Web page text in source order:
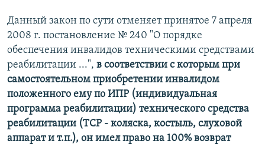
Данный закон по сути отменяет принятое 7 апреля
2008 г. постановление № 240 "О порядке
обеспечения инвалидов техническими средствами
реабилитации ...", в соответствии с которым при
самостоятельном приобретении инвалидом
положенного ему по ИПР (индивидуальная
программа реабилитации) технического средства
реабилитации (ТСР - коляска, костыль, слуховой
аппарат и т.п.), он имел право на 100% возврат